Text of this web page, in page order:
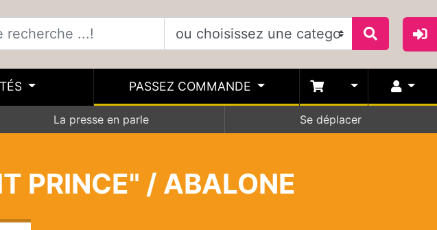
PASSEZ COMMANDE
La presse en parle Se déplacer
PRINCE" / ABALONE